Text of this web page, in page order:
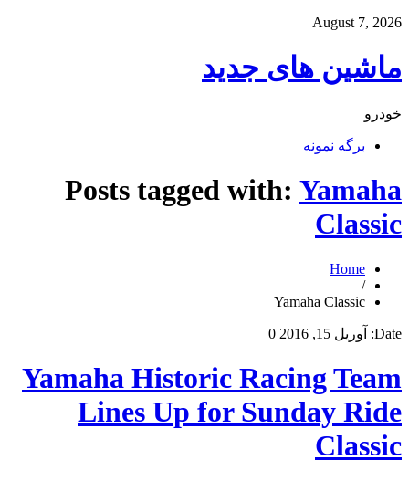
August 7, 2026
ماشین های جدید
خودرو
برگه نمونه
Posts tagged with: Yamaha
Classic
Home
/
Yamaha Classic
Date: آوریل 15, 2016 0
Yamaha Historic Racing Team
Lines Up for Sunday Ride
Classic